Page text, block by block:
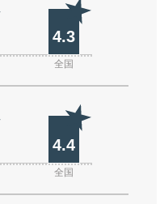
4.3
全国
4.4
全国